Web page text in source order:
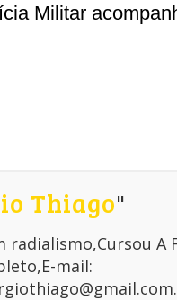
Militar
Thiago"
radialismo,Cursou A
mail: